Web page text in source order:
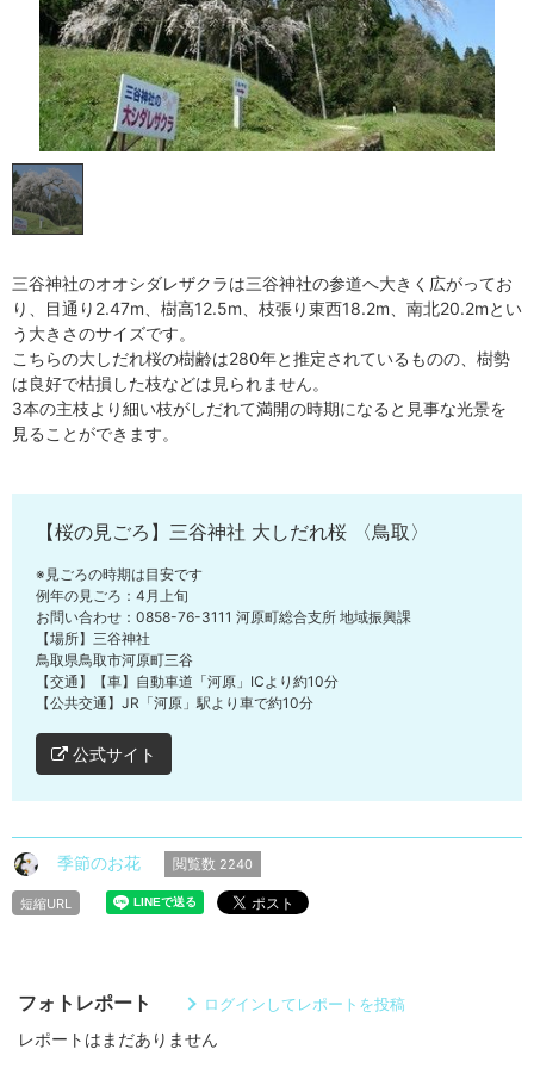
三谷神社のオオシダレザクラは三谷神社の参道へ大きく広がってお
り、目通り2.47m、樹高12.5m、枝張り東西18.2m、南北20.2mとい
う大きさのサイズです。
こちらの大しだれ桜の樹齢は280年と推定されているものの、樹勢
は良好で枯損した枝などは見られません。
3本の主枝より細い枝がしだれて満開の時期になると見事な光景を
見ることができます。
【桜の見ごろ】三谷神社 大しだれ桜 〈鳥取〉
※見ごろの時期は目安です
例年の見ごろ：4月上旬
お問い合わせ：0858-76-3111 河原町総合支所 地域振興課
【場所】三谷神社
鳥取県鳥取市河原町三谷
【交通】【車】自動車道「河原」ICより約10分
【公共交通】JR「河原」駅より車で約10分
公式サイト
季節のお花 閲覧数 2240
短縮URL
フォトレポート ログインしてレポートを投稿
レポートはまだありません